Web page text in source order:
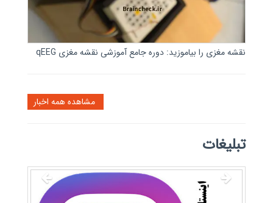
نقشه مغزی را بیاموزید: دوره جامع آموزشی نقشه مغزی qEEG
تبلیغات